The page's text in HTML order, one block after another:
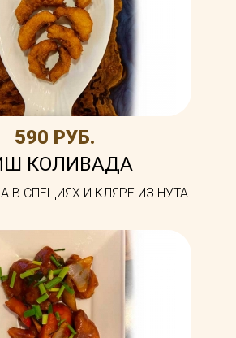
590 РУБ.
КОЛИВАДА
В СПЕЦИЯХ И КЛЯРЕ ИЗ НУТА